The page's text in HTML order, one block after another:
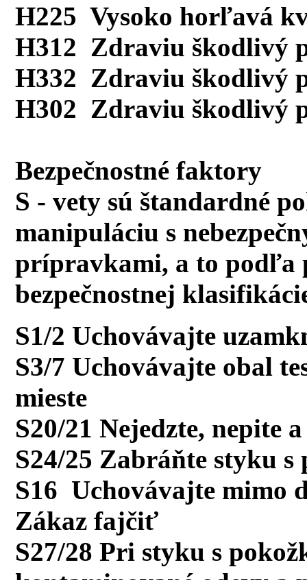
H225 Vysoko horľavá
H312 Zdraviu škodlivý
H332 Zdraviu škodlivý
H302 Zdraviu škodlivý
Bezpečnostné faktory
S - vety sú štandardné
manipuláciu s
prípravkami, a to podľa
bezpečnostnej
S1/2 Uchovávajte
S3/7 Uchovávajte obal
mieste
S20/21 Nejedzte, nepite
S24/25 Zabráňte styku s
S16 Uchovávajte mimo
Zákaz fajčiť
S27/28 Pri styku s